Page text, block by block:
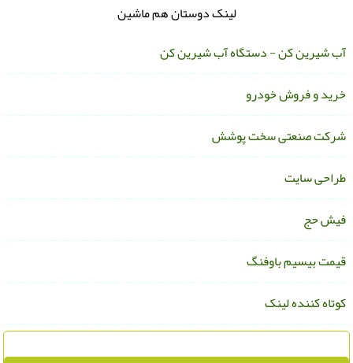
لینک دوستان هم ماشین
شیرین کن - دستگاه آب شیرین کن
و فروش خودرو
صنعتی سخت پوشش
سایت
حج
بیسیم باوفنگ
کننده لینک